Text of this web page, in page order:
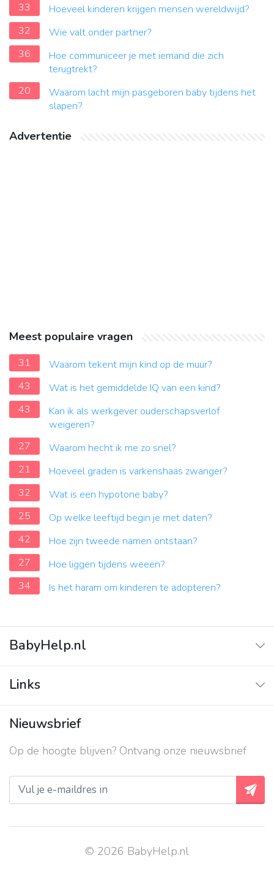
33
Hoeveel kinderen krijgen mensen wereldwijd?
32
Wie valt onder partner?
36
Hoe communiceer je met iemand die zich
terugtrekt?
20
Waarom lacht mijn pasgeboren baby tijdens het
slapen?
Advertentie
Meest populaire vragen
31
Waarom tekent mijn kind op de muur?
43
Wat is het gemiddelde IQ van een kind?
43
Kan ik als werkgever ouderschapsverlof
weigeren?
27
Waarom hecht ik me zo snel?
21
Hoeveel graden is varkenshaas zwanger?
32
Wat is een hypotone baby?
25
Op welke leeftijd begin je met daten?
42
Hoe zijn tweede namen ontstaan?
27
Hoe liggen tijdens weeën?
34
Is het haram om kinderen te adopteren?
BabyHelp.nl
Vraag & Antwoord
Links
Contact
Over ons
Privacy beleid
Nieuwsbrief
Op de hoogte blijven? Ontvang onze nieuwsbrief
© 2026 BabyHelp.nl